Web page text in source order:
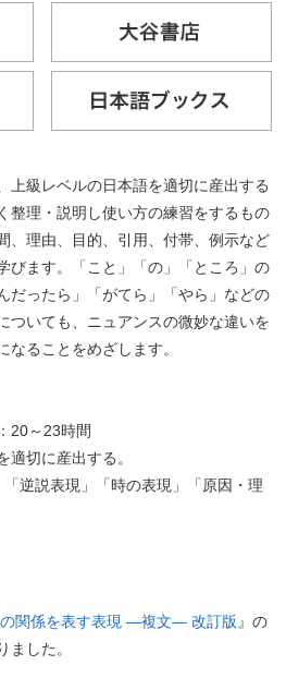
上級レベルの日本語を適切に産出する
整理・説明し使い方の練習をするもの
、理由、目的、引用、付帯、例示など
びます。「こと」「の」「ところ」の
だったら」「がてら」「やら」などの
ついても、ニュアンスの微妙な違いを
なることをめざします。
20～23時間
適切に産出する。
逆説表現」「時の表現」「原因・理
関係を表す表現 ―複文― 改訂版 』の
ました。